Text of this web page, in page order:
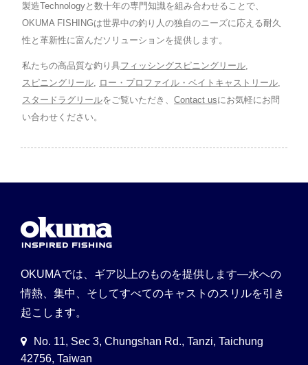
製造Technologyと数十年の専門知識を組み合わせることで、
OKUMA FISHINGは世界中の釣り人の独自のニーズに応える耐久
性と革新性に富んだソリューションを提供します。
私たちの高品質な釣り具フィッシングスピニングリール,
スピニングリール, ロー・プロファイル・ベイトキャストリール,
スタードラグリールをご覧いただき、 Contact usにお気軽にお問
い合わせください。
OKUMAでは、ギア以上のものを提供します—水への
情熱、集中、そしてすべてのキャストのスリルを引き
起こします。
No. 11, Sec 3, Chungshan Rd., Tanzi, Taichung
42756, Taiwan